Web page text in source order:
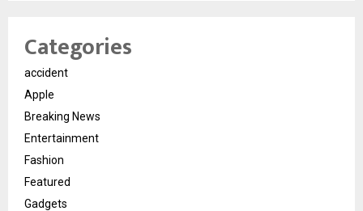
Categories
accident
Apple
Breaking News
Entertainment
Fashion
Featured
Gadgets